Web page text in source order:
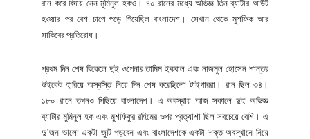
রান করে বিদায় নেন মুমিনুল হকও। ৪০ রানের মধ্যে অভিজ্ঞ তিন ব্যাটার আউট
হওয়ার পর বেশ চাপে পড়ে গিয়েছিল বাংলাদেশ। সেখান থেকে মুশফিক আর
সাকিবের প্রতিরোধ।
প্রথম দিন শেষ বিকেলে দুই ওপেনার তামিম ইকবাল এবং নাজমুল হোসেন শান্তর
উইকেট হারিয়ে অস্বস্তি নিয়ে দিন শেষ করেছিলো টাইগাররা। রান ছিল ৩৪।
১৮০ রানে তখনও পিছিয়ে বাংলাদেশ। এ অবস্থায় আজ সকালে দুই অভিজ্ঞ
ব্যাটার মুমিনুল হক এবং মুশফিকুর রহিমের ওপর প্রত্যাশা ছিল সবচেয়ে বেশি। এ
দু’জন ভালো একটা জুটি গড়বেন এবং বাংলাদেশকে একটা শক্ত অবস্থানে নিয়ে